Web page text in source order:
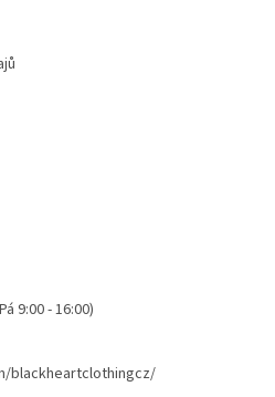
9:00 - 16:00)
blackheartclothingcz/